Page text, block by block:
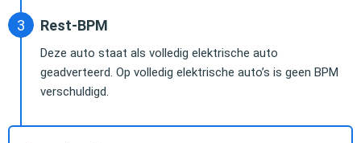
Rest-BPM
Deze auto staat als volledig elektrische auto
geadverteerd. Op volledig elektrische auto’s is geen BPM
verschuldigd.